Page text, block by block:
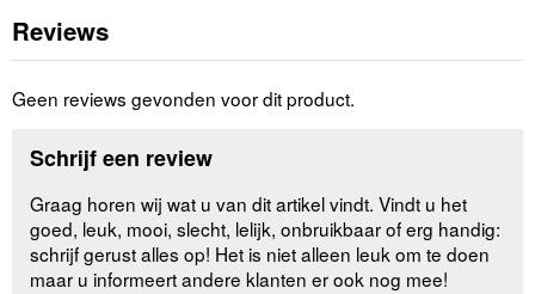
Reviews
Geen reviews gevonden voor dit product.
Schrijf een review
Graag horen wij wat u van dit artikel vindt. Vindt u het
goed, leuk, mooi, slecht, lelijk, onbruikbaar of erg handig:
schrijf gerust alles op! Het is niet alleen leuk om te doen
maar u informeert andere klanten er ook nog mee!